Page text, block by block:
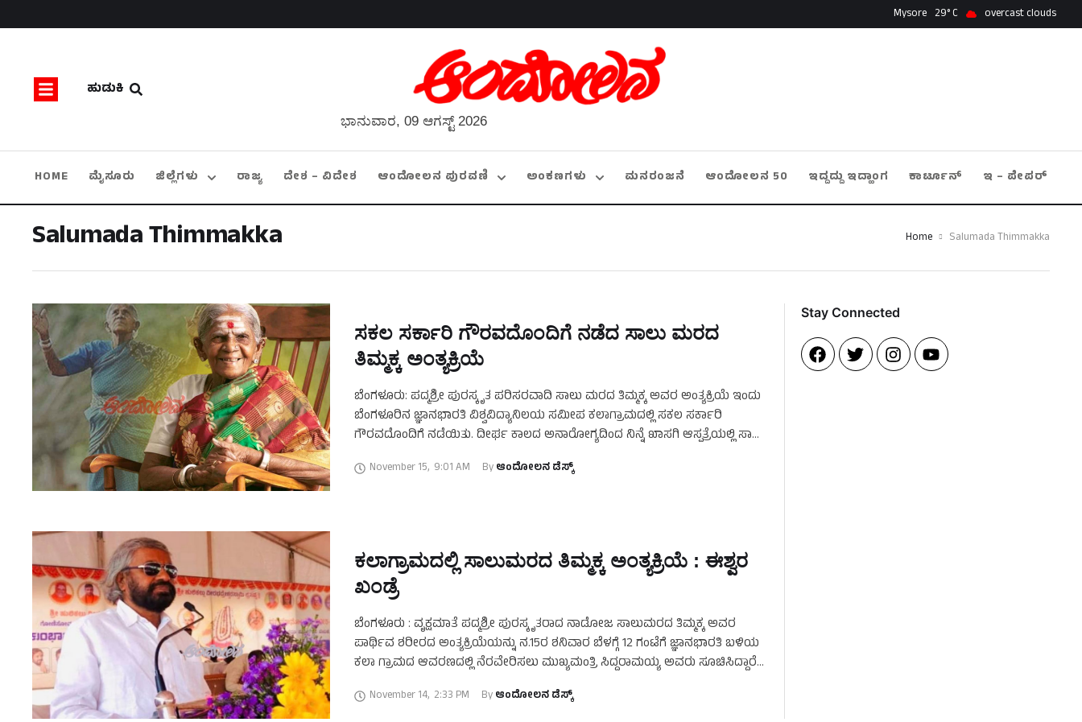
Mysore 29 overcast clouds
ಹುಡುಕಿ
ಭಾನುವಾರ, 09 ಆಗಸ್ಟ್ 2026
HOME ಮೈಸೂರು ಜಿಲ್ಲೆಗಳು ರಾಜ್ಯ ದೇಶ – ವಿದೇಶ ಆಂದೋಲನ ಪುರವಣಿ ಅಂಕಣಗಳು ಮನರಂಜನೆ ಆಂದೋಲನ 50 ಇದ್ದದ್ದು ಇದ್ಹಾಂಗ ಕಾರ್ಟೂನ್ ಇ – ಪೇಪರ್
Salumada Thimmakka Home Salumada Thimmakka
ಸಕಲ ಸರ್ಕಾರಿ ಗೌರವದೊಂದಿಗೆ ನಡೆದ ಸಾಲು ಮರದ
ತಿಮ್ಮಕ್ಕ ಅಂತ್ಯಕ್ರಿಯೆ
ಬೆಂಗಳೂರು: ಪದ್ಮಶ್ರೀ ಪುರಸ್ಕೃತ ಪರಿಸರವಾದಿ ಸಾಲು ಮರದ ತಿಮ್ಮಕ್ಕ ಅವರ ಅಂತ್ಯಕ್ರಿಯೆ ಇಂದು
ಬೆಂಗಳೂರಿನ ಜ್ಞಾನಭಾರತಿ ವಿಶ್ವವಿದ್ಯಾನಿಲಯ ಸಮೀಪ ಕಲಾಗ್ರಾಮದಲ್ಲಿ ಸಕಲ ಸರ್ಕಾರಿ
ಗೌರವದೊಂದಿಗೆ ನಡೆಯಿತು. ದೀರ್ಘ ಕಾಲದ ಅನಾರೋಗ್ಯದಿಂದ ನಿನ್ನೆ ಖಾಸಗಿ ಆಸ್ಪತ್ರೆಯಲ್ಲಿ ಸಾಲು
November 15, 9:01 AM By ಆಂದೋಲನ ಡೆಸ್ಕ್
ಕಲಾಗ್ರಾಮದಲ್ಲಿ ಸಾಲುಮರದ ತಿಮ್ಮಕ್ಕ ಅಂತ್ಯಕ್ರಿಯೆ : ಈಶ್ವರ
ಖಂಡ್ರೆ
ಬೆಂಗಳೂರು : ವೃಕ್ಷಮಾತೆ ಪದ್ಮಶ್ರೀ ಪುರಸ್ಕೃತರಾದ ನಾಡೋಜ ಸಾಲುಮರದ ತಿಮ್ಮಕ್ಕ ಅವರ
ಪಾರ್ಥಿವ ಶರೀರದ ಅಂತ್ಯಕ್ರಿಯೆಯನ್ನು ನ.15ರ ಶನಿವಾರ ಬೆಳಗ್ಗೆ 12 ಗಂಟೆಗೆ ಜ್ಞಾನಭಾರತಿ ಬಳಿಯ
ಕಲಾ ಗ್ರಾಮದ ಆವರಣದಲ್ಲಿ ನೆರವೇರಿಸಲು ಮುಖ್ಯಮಂತ್ರಿ ಸಿದ್ದರಾಮಯ್ಯ ಅವರು ಸೂಚಿಸಿದ್ದಾರೆ
November 14, 2:33 PM By ಆಂದೋಲನ ಡೆಸ್ಕ್
Stay Connected​